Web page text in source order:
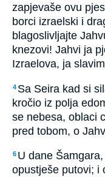
zapjevaše ovu
borci izraelski i
blagoslivljajte
knezovi! Jahvi ja
Izraelova, ja
4 Sa Seira kad si
kročio iz polja
se nebesa, oblaci
pred tobom, o
6 U dane
opustješe putovi; i